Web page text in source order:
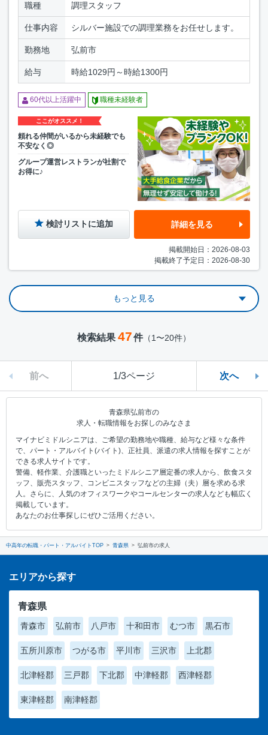
職種 調理スタッフ
仕事内容 シルバー施設での調理業務をお任せします。
勤務地 弘前市
給与 時給1029円～時給1300円
60代以上活躍中 職種未経験者
ここがオススメ！
頼れる仲間がいるから未経験でも
不安なく◎
グループ運営レストランが社割で
お得に♪
検討リストに追加 詳細を見る
掲載開始日：2026-08-03
掲載終了予定日：2026-08-30
もっと見る
検索結果 47件（1〜20件）
前へ 1/3ページ 次へ
青森県弘前市の
求人・転職情報をお探しのみなさま
マイナビミドルシニアは、ご希望の勤務地や職種、給与など様々な条件
で、パート・アルバイト(バイト)、正社員、派遣の求人情報を探すことが
できる求人サイトです。
警備、軽作業、介護職といったミドルシニア層定番の求人から、飲食スタ
ッフ、販売スタッフ、コンビニスタッフなどの主婦（夫）層を求める求
人。さらに、人気のオフィスワークやコールセンターの求人なども幅広く
掲載しています。
あなたのお仕事探しにぜひご活用ください。
中高年の転職・パート・アルバイトTOP 青森県 弘前市の求人
エリアから探す
青森県
青森市 弘前市 八戸市 十和田市 むつ市 黒石市
五所川原市 つがる市 平川市 三沢市 上北郡
北津軽郡 三戸郡 下北郡 中津軽郡 西津軽郡
東津軽郡 南津軽郡